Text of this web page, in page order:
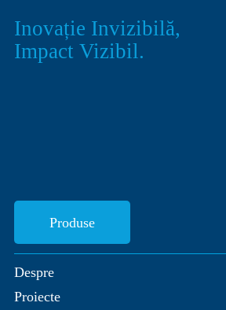
Inovație Invizibilă,
Impact Vizibil.
Produse
Despre
Proiecte